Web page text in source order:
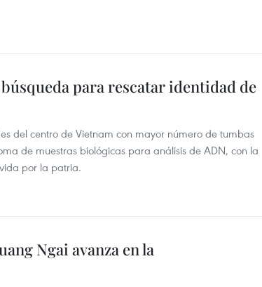
para rescatar identidad de
del centro de Vietnam con mayor número de tumbas
de muestras biológicas para análisis de ADN, con la
por la patria.
Ngai avanza en la